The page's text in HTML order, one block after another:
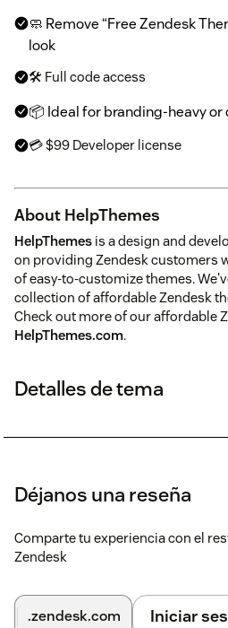
🧼 Remove “Free Zendesk
look
🛠 Full code access
📦 Ideal for branding-heavy
💳 $99 Developer license
About HelpThemes
HelpThemes is a design and
on providing Zendesk customers
of easy-to-customize themes.
collection of affordable Zendesk
Check out more of our affordable
HelpThemes.com.
Detalles de tema
Déjanos una reseña
Comparte tu experiencia con el
Zendesk
.zendesk.com Iniciar